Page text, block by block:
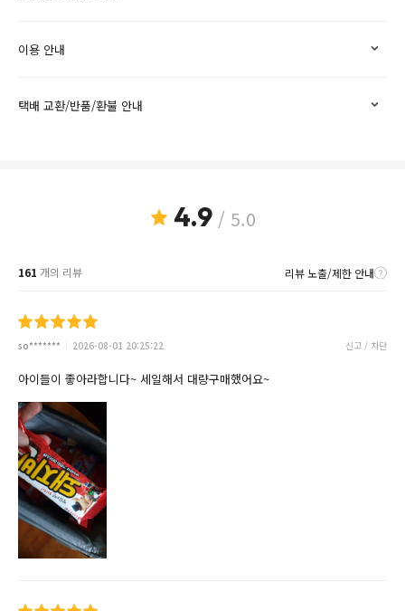
이용 안내
택배 교환/반품/환불 안내
4.9/ 5.0
161 개의 리뷰 리뷰 노출/제한 안내
so******* 2026-08-01 20:25:22 신고 / 차단
아이들이 좋아라합니다~ 세일해서 대량구매했어요~